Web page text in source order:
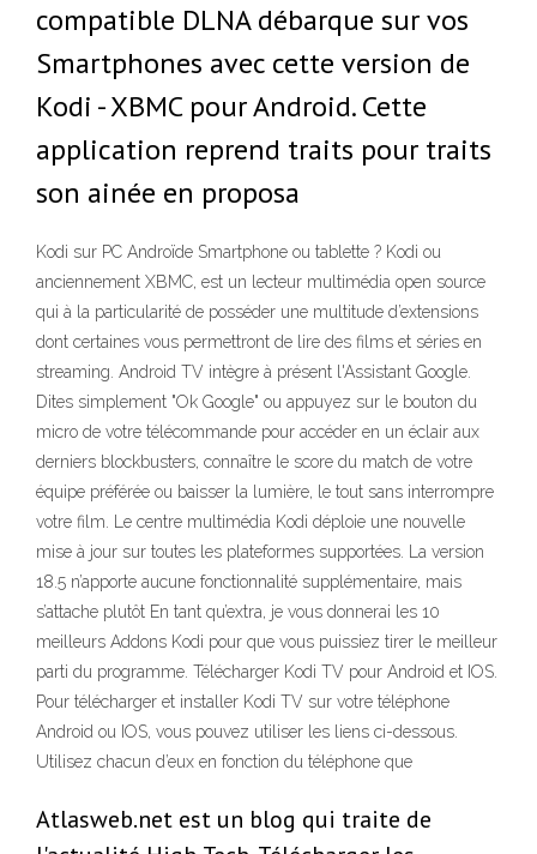
compatible DLNA débarque sur vos
Smartphones avec cette version de
Kodi - XBMC pour Android. Cette
application reprend traits pour traits
son ainée en proposa
Kodi sur PC Androïde Smartphone ou tablette ? Kodi ou
anciennement XBMC, est un lecteur multimédia open source
qui à la particularité de posséder une multitude d’extensions
dont certaines vous permettront de lire des films et séries en
streaming. Android TV intègre à présent l'Assistant Google.
Dites simplement "Ok Google" ou appuyez sur le bouton du
micro de votre télécommande pour accéder en un éclair aux
derniers blockbusters, connaître le score du match de votre
équipe préférée ou baisser la lumière, le tout sans interrompre
votre film. Le centre multimédia Kodi déploie une nouvelle
mise à jour sur toutes les plateformes supportées. La version
18.5 n’apporte aucune fonctionnalité supplémentaire, mais
s’attache plutôt En tant qu’extra, je vous donnerai les 10
meilleurs Addons Kodi pour que vous puissiez tirer le meilleur
parti du programme. Télécharger Kodi TV pour Android et IOS.
Pour télécharger et installer Kodi TV sur votre téléphone
Android ou IOS, vous pouvez utiliser les liens ci-dessous.
Utilisez chacun d’eux en fonction du téléphone que
Atlasweb.net est un blog qui traite de